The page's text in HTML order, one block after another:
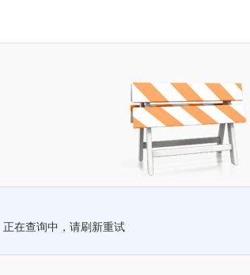
正在查询中，请刷新重试